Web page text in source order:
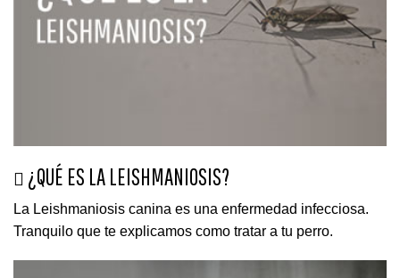
¿QUÉ ES LA LEISHMANIOSIS?
La Leishmaniosis canina es una enfermedad infecciosa.
Tranquilo que te explicamos como tratar a tu perro.